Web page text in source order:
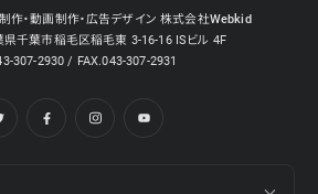
作・動画制作・広告デザイン 株式会社Webkid
県千葉市稲毛区稲毛東 3-16-16 ISビル 4F
307-2930 / FAX.043-307-2931